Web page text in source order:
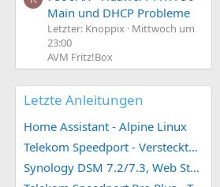
Main und DHCP Probleme
Letzter: Knoppix
Mittwoch um
23:00
AVM Fritz!Box
Letzte Anleitungen
Home Assistant - Alpine Linux
Telekom Speedport - Versteckte Konfigurationen
Synology DSM 7.2/7.3, Web Station 4, Webdienst und Webportal erstellen (ehemals vHost)